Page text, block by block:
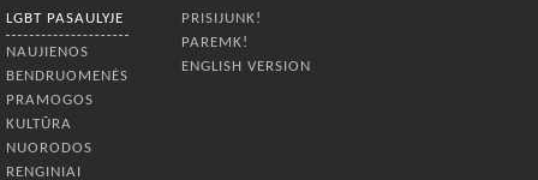
LGBT PASAULYJE
NAUJIENOS
BENDRUOMENĖS
PRAMOGOS
KULTŪRA
NUORODOS
RENGINIAI
PRISIJUNK!
PAREMK!
ENGLISH VERSION